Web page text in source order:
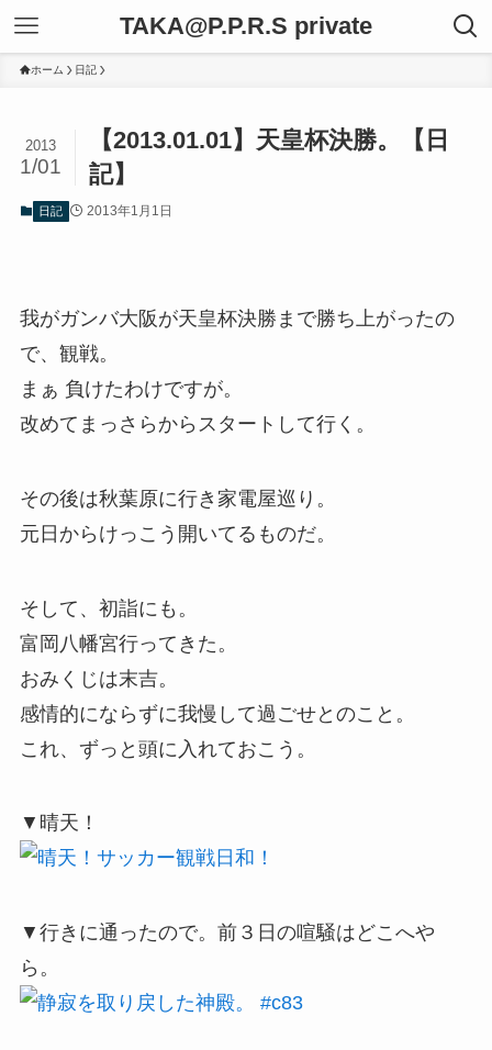
TAKA@P.P.R.S private
ホーム 日記
【2013.01.01】天皇杯決勝。【日
記】
2013
1/01
日記 2013年1月1日
我がガンバ大阪が天皇杯決勝まで勝ち上がったの
で、観戦。
まぁ 負けたわけですが。
改めてまっさらからスタートして行く。
その後は秋葉原に行き家電屋巡り。
元日からけっこう開いてるものだ。
そして、初詣にも。
富岡八幡宮行ってきた。
おみくじは末吉。
感情的にならずに我慢して過ごせとのこと。
これ、ずっと頭に入れておこう。
▼晴天！
▼行きに通ったので。前３日の喧騒はどこへや
ら。